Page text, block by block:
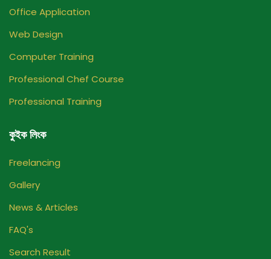
Office Application
Web Design
Computer Training
Professional Chef Course
Professional Training
কুইক লিংক
Freelancing
Gallery
News & Articles
FAQ's
Search Result